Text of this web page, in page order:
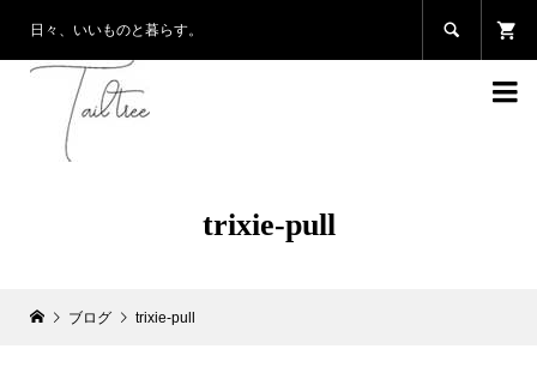
日々、いいものと暮らす。 

trixie-pull
ブログ trixie-pull